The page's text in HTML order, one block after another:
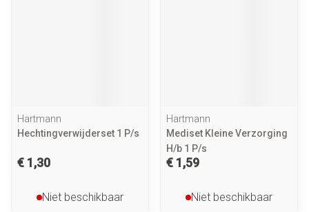
Hartmann
Hechtingverwijderset 1 P/s
€ 1,30
Niet beschikbaar
Hartmann
Mediset Kleine Verzorging
H/b 1 P/s
€ 1,59
Niet beschikbaar